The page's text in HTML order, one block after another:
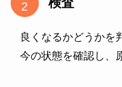
良くなるかどうかを
今の状態を確認し、